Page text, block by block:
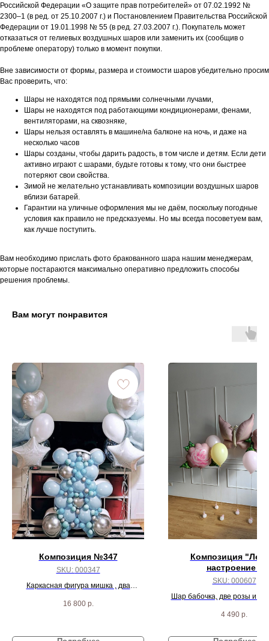
Российской Федерации «О защите прав потребителей» от 07.02.1992 №
2300–1 (в ред. от 25.10.2007 г.) и Постановлением Правительства Российской
Федерации от 19.01.1998 № 55 (в ред. 27.03.2007 г.). Покупатель может
отказаться от гелиевых воздушных шаров или заменить их (сообщив о
проблеме оператору) только в момент покупки.
Вне зависимости от формы, размера и стоимости шаров убедительно просим
Вас проверить, что:
Шары не находятся под прямыми солнечными лучами,
Шары не находятся под работающими кондиционерами, фенами,
вентиляторами, на сквозняке,
Шары нельзя оставлять в машине/на балконе на ночь, и даже на
несколько часов
Шары созданы, чтобы дарить радость, в том числе и детям. Если дети
активно играют с шарами, будьте готовы к тому, что они быстрее
потеряют свои свойства.
Зимой не желательно устанавливать композиции воздушных шаров
вблизи батарей.
Гарантии на уличные оформления мы не даём, поскольку погодные
условия как правило не предсказуемы. Но мы всегда посоветуем вам,
как лучше поступить.
Вам необходимо прислать фото бракованного шара нашим менеджерам,
которые постараются максимально оперативно предложить способы
решения проблемы.
Вам могут понравится
Композиция №347
SKU: 000347
Каркасная фигура мишка , два
16 800 р.
Композиция
настроение "
SKU: 000607
Шар бабочка, две розы и
4 490 р.